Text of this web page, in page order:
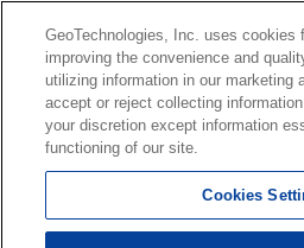
す。
お取引等（お取引の準備、資金調達等
や契約条件等について、 各情報提供元
身でご確認の上、判断してください。
このコーナーへの物件情報のご掲載、
ョン等についての不動産会社様のお問
します。
GeoTechnologies, Inc. uses cookies
improving the convenience and
utilizing information in our marketing
accept or reject collecting
your discretion except information
functioning of our site.
Cookies